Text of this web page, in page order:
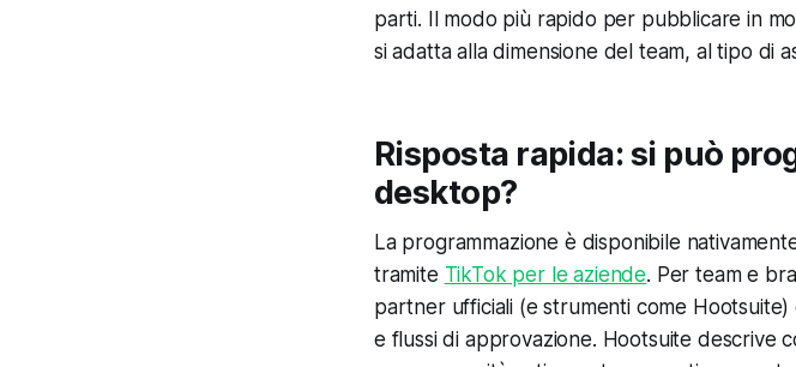
parti. Il modo più rapido per pubblicare in
si adatta alla dimensione del team, al tipo di
Risposta rapida: si può
desktop?
La programmazione è disponibile
tramite TikTok per le aziende. Per team e
partner ufficiali (e strumenti come
e flussi di approvazione. Hootsuite descrive